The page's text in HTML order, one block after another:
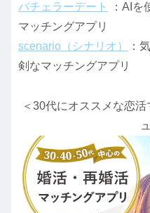
バチェラーデート
：AIを
マッチングアプリ
scenario（シナリオ）
：
剣なマッチングアプリ
＜30代にオススメな恋